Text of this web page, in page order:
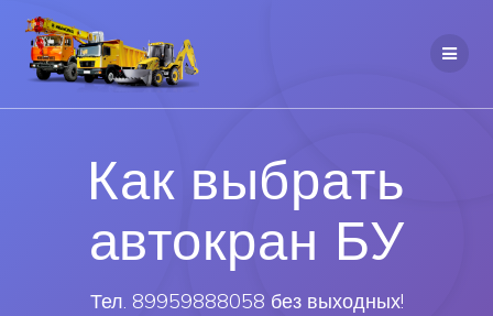
Как выбрать
автокран БУ
Тел. 89959888058 без выходных!